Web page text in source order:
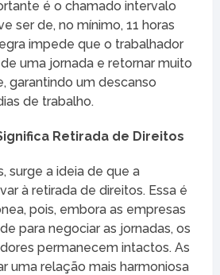
é o chamado intervalo
ser de, no mínimo, 11 horas
impede que o trabalhador
uma jornada e retornar muito
garantindo um descanso
de trabalho.
Retirada de Direitos
surge a ideia de que a
à retirada de direitos. Essa é
pois, embora as empresas
para negociar as jornadas, os
permanecem intactos. As
uma relação mais harmoniosa